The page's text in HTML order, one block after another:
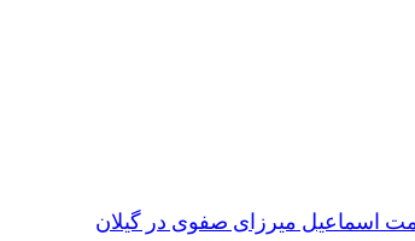
اسماعیل میرزای صفوی در گیلان